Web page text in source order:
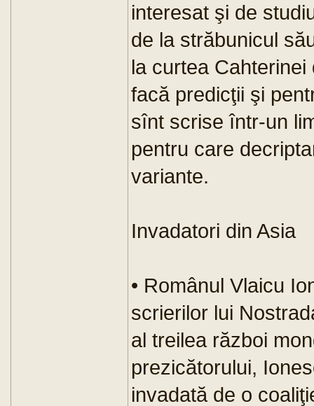
interesat şi de
de la străbunicul
la curtea
facă predicţii şi
sînt scrise într-un
pentru care
variante.
Invadatori din Asia
• Românul Vlaicu
scrierilor lui
al treilea război
prezicătorului,
invadată de o